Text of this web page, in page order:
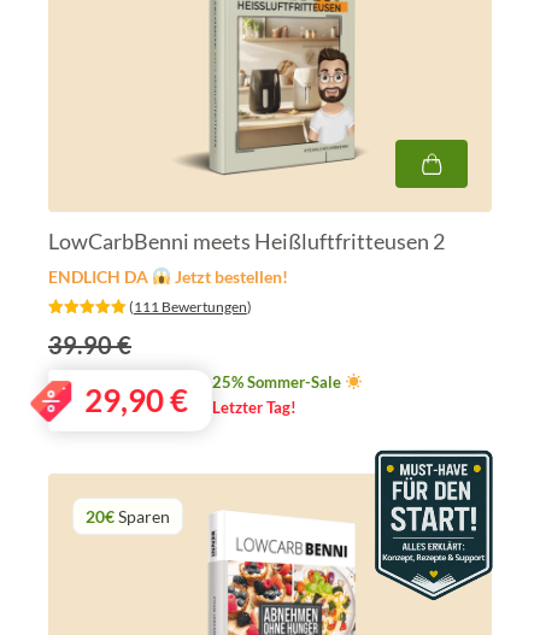
LowCarbBenni meets Heißluftfritteusen 2
ENDLICH DA Jetzt bestellen!
‎ (111 Bewertungen)
39.90 €
29,90€
25% Sommer-Sale
Letzter Tag!
20€Sparen